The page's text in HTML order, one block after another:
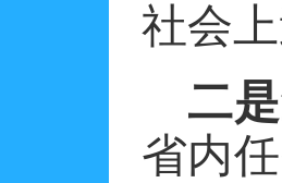
社会
二
省内